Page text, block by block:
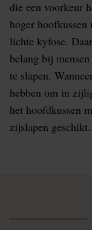
die een voorkeur
hoger hoofkussen
lichte kyfose.
belang bij
te slapen.
hebben om in
het hoofdkussen
zijslapen geschikt.